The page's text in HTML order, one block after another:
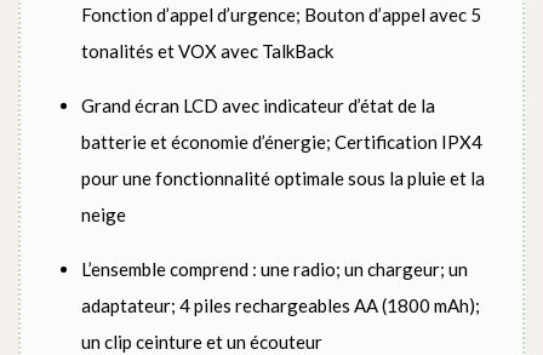
Fonction d’appel d’urgence; Bouton d’appel avec 5
tonalités et VOX avec TalkBack
Grand écran LCD avec indicateur d’état de la
batterie et économie d’énergie; Certification IPX4
pour une fonctionnalité optimale sous la pluie et la
neige
L’ensemble comprend : une radio; un chargeur; un
adaptateur; 4 piles rechargeables AA (1800 mAh);
un clip ceinture et un écouteur